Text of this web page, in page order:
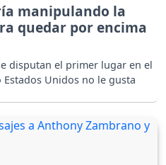
manipulando la
quedar por encima
disputan el primer lugar en el
Unidos no le gusta